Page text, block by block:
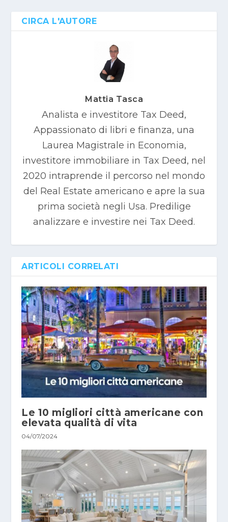
CIRCA L'AUTORE
Mattia Tasca
Analista e investitore Tax Deed,
Appassionato di libri e finanza, una
Laurea Magistrale in Economia,
investitore immobiliare in Tax Deed, nel
2020 intraprende il percorso nel mondo
del Real Estate americano e apre la sua
prima società negli Usa. Predilige
analizzare e investire nei Tax Deed.
ARTICOLI CORRELATI
Le 10 migliori città americane con
elevata qualità di vita
04/07/2024